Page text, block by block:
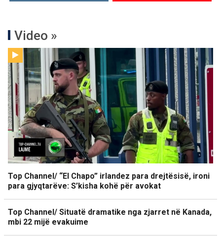
Video »
Top Channel/ “El Chapo” irlandez para drejtësisë, ironi
para gjyqtarëve: S’kisha kohë për avokat
Top Channel/ Situatë dramatike nga zjarret në Kanada,
mbi 22 mijë evakuime